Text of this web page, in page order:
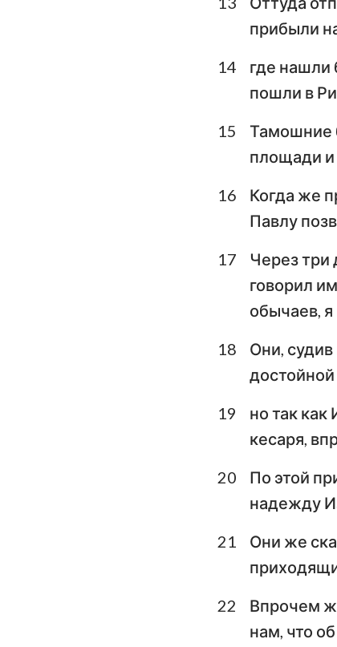
прибыли
14
где нашли
пошли в
15
Тамошние
площади и
16
Когда же
Павлу
17
Через три
говорил
обычаев,
18
Они,
19
но так
кесаря,
20
По этой
надежду
21
Они же
22
Впрочем
нам, что